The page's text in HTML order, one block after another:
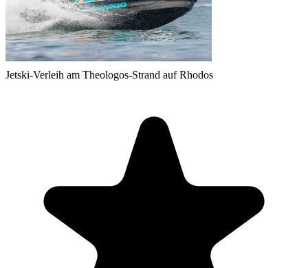
Jetski-Verleih am Theologos-Strand auf Rhodos